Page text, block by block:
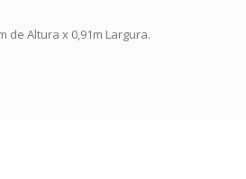
Altura x 0,91m Largura.